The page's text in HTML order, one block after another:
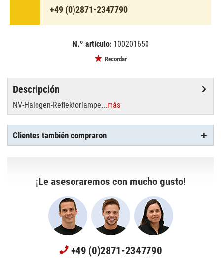
+49 (0)2871-2347790
N.º artículo: 100201650
Recordar
Descripción
NV-Halogen-Reflektorlampe...más
Clientes también compraron
¡Le asesoraremos con mucho gusto!
+49 (0)2871-2347790